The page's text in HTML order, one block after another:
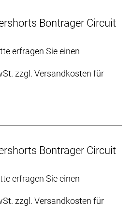
Bontrager Circuit
erfragen Sie einen
zzgl. Versandkosten für
Bontrager Circuit
erfragen Sie einen
zzgl. Versandkosten für